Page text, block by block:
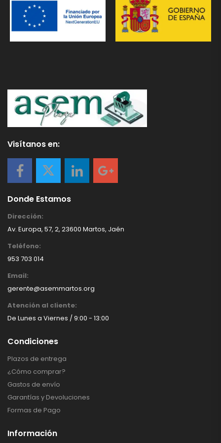
Visítanos en:
Donde Estamos
Teléfono:
953 703 014
Email:
gerente@asemmartos.org
Dirección:
Av. Europa, 57, 2, 23600 Martos, Jaén
Atención al cliente:
De Lunes a Viernes / 9:00 - 13:00
Condiciones
Plazos de entrega
¿Cómo comprar?
Gastos de envío
Garantías y Devoluciones
Formas de Pago
Información